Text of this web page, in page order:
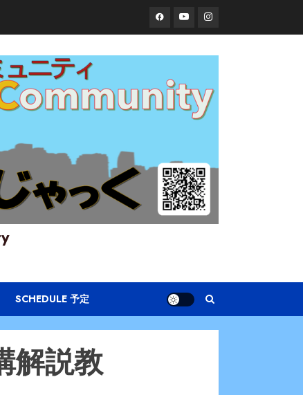
FacebookYouTubeInstagram
SCHEDULE 予定
解説教